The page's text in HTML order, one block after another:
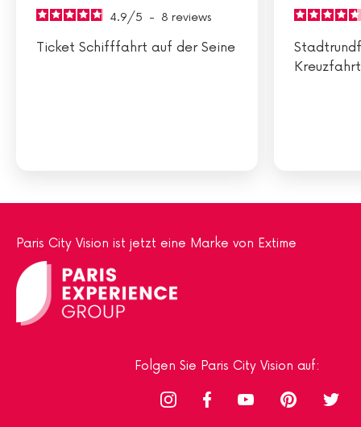
4.9/5 - 8 reviews
Ticket Schifffahrt auf der Seine
Kreuzfahrt
Paris City Vision ist jetzt eine Marke von Extime
Folgen Sie Paris City Vision auf: